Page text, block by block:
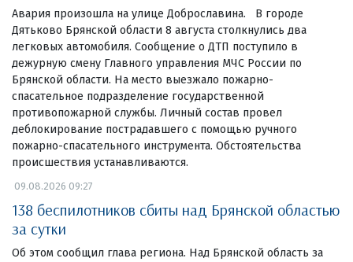
Авария произошла на улице Доброславина. В городе
Дятьково Брянской области 8 августа столкнулись два
легковых автомобиля. Сообщение о ДТП поступило в
дежурную смену Главного управления МЧС России по
Брянской области. На место выезжало пожарно-
спасательное подразделение государственной
противопожарной службы. Личный состав провел
деблокирование пострадавшего с помощью ручного
пожарно-спасательного инструмента. Обстоятельства
происшествия устанавливаются.
09.08.2026 09:27
138 беспилотников сбиты над Брянской областью
за сутки
Об этом сообщил глава региона. Над Брянской область за